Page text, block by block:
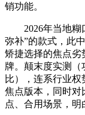
销功能。
2026年当地糊
弥补”的款式，此
矫捷选择的焦点劣
牌。颠末度实测（
比），连系行业
焦点版本，同时对
点、合用场景，明